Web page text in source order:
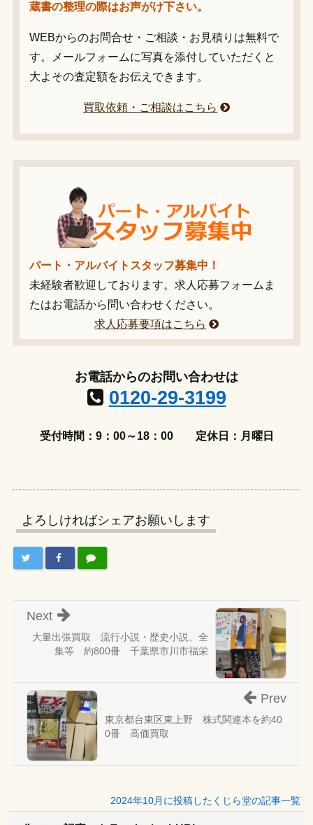
蔵書の整理の際はお声がけ下さい。
WEBからのお問合せ・ご相談・お見積りは無料で
す。メールフォームに写真を添付していただくと
大よその査定額をお伝えできます。
買取依頼・ご相談はこちら
パート・アルバイトスタッフ募集中！
未経験者歓迎しております。求人応募フォームま
たはお電話から問い合わせください。
求人応募要項はこちら
お電話からのお問い合わせは
0120-29-3199
受付時間：9：00～18：00 定休日：月曜日
よろしければシェアお願いします
大量出張買取 流行小説・歴史小説、全
集等 約800冊 千葉県市川市福栄
Next
東京都台東区東上野 株式関連本を約40
0冊 高価買取
Prev
2024年10月に投稿したくじら堂の記事一覧